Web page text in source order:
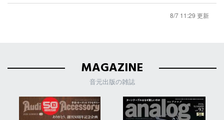
8/7 11:29 更新
MAGAZINE
音元出版の雑誌